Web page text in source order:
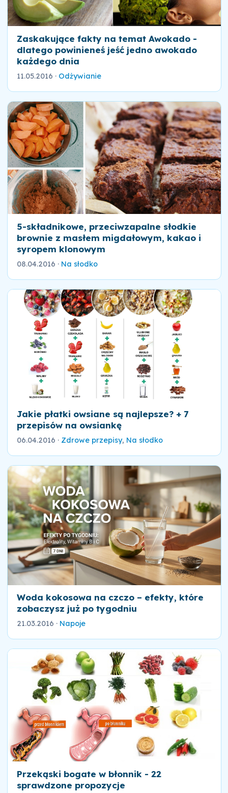
Zaskakujące fakty na temat Awokado -
dlatego powinieneś jeść jedno awokado
każdego dnia
11.05.2016 · Odżywianie
5-składnikowe, przeciwzapalne słodkie
brownie z masłem migdałowym, kakao i
syropem klonowym
08.04.2016 · Na słodko
Jakie płatki owsiane są najlepsze? + 7
przepisów na owsiankę
06.04.2016 · Zdrowe przepisy, Na słodko
Woda kokosowa na czczo – efekty, które
zobaczysz już po tygodniu
21.03.2016 · Napoje
Przekąski bogate w błonnik - 22
sprawdzone propozycje